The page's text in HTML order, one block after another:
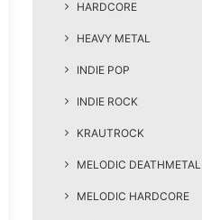
HARDCORE
HEAVY METAL
INDIE POP
INDIE ROCK
KRAUTROCK
MELODIC DEATHMETAL
MELODIC HARDCORE